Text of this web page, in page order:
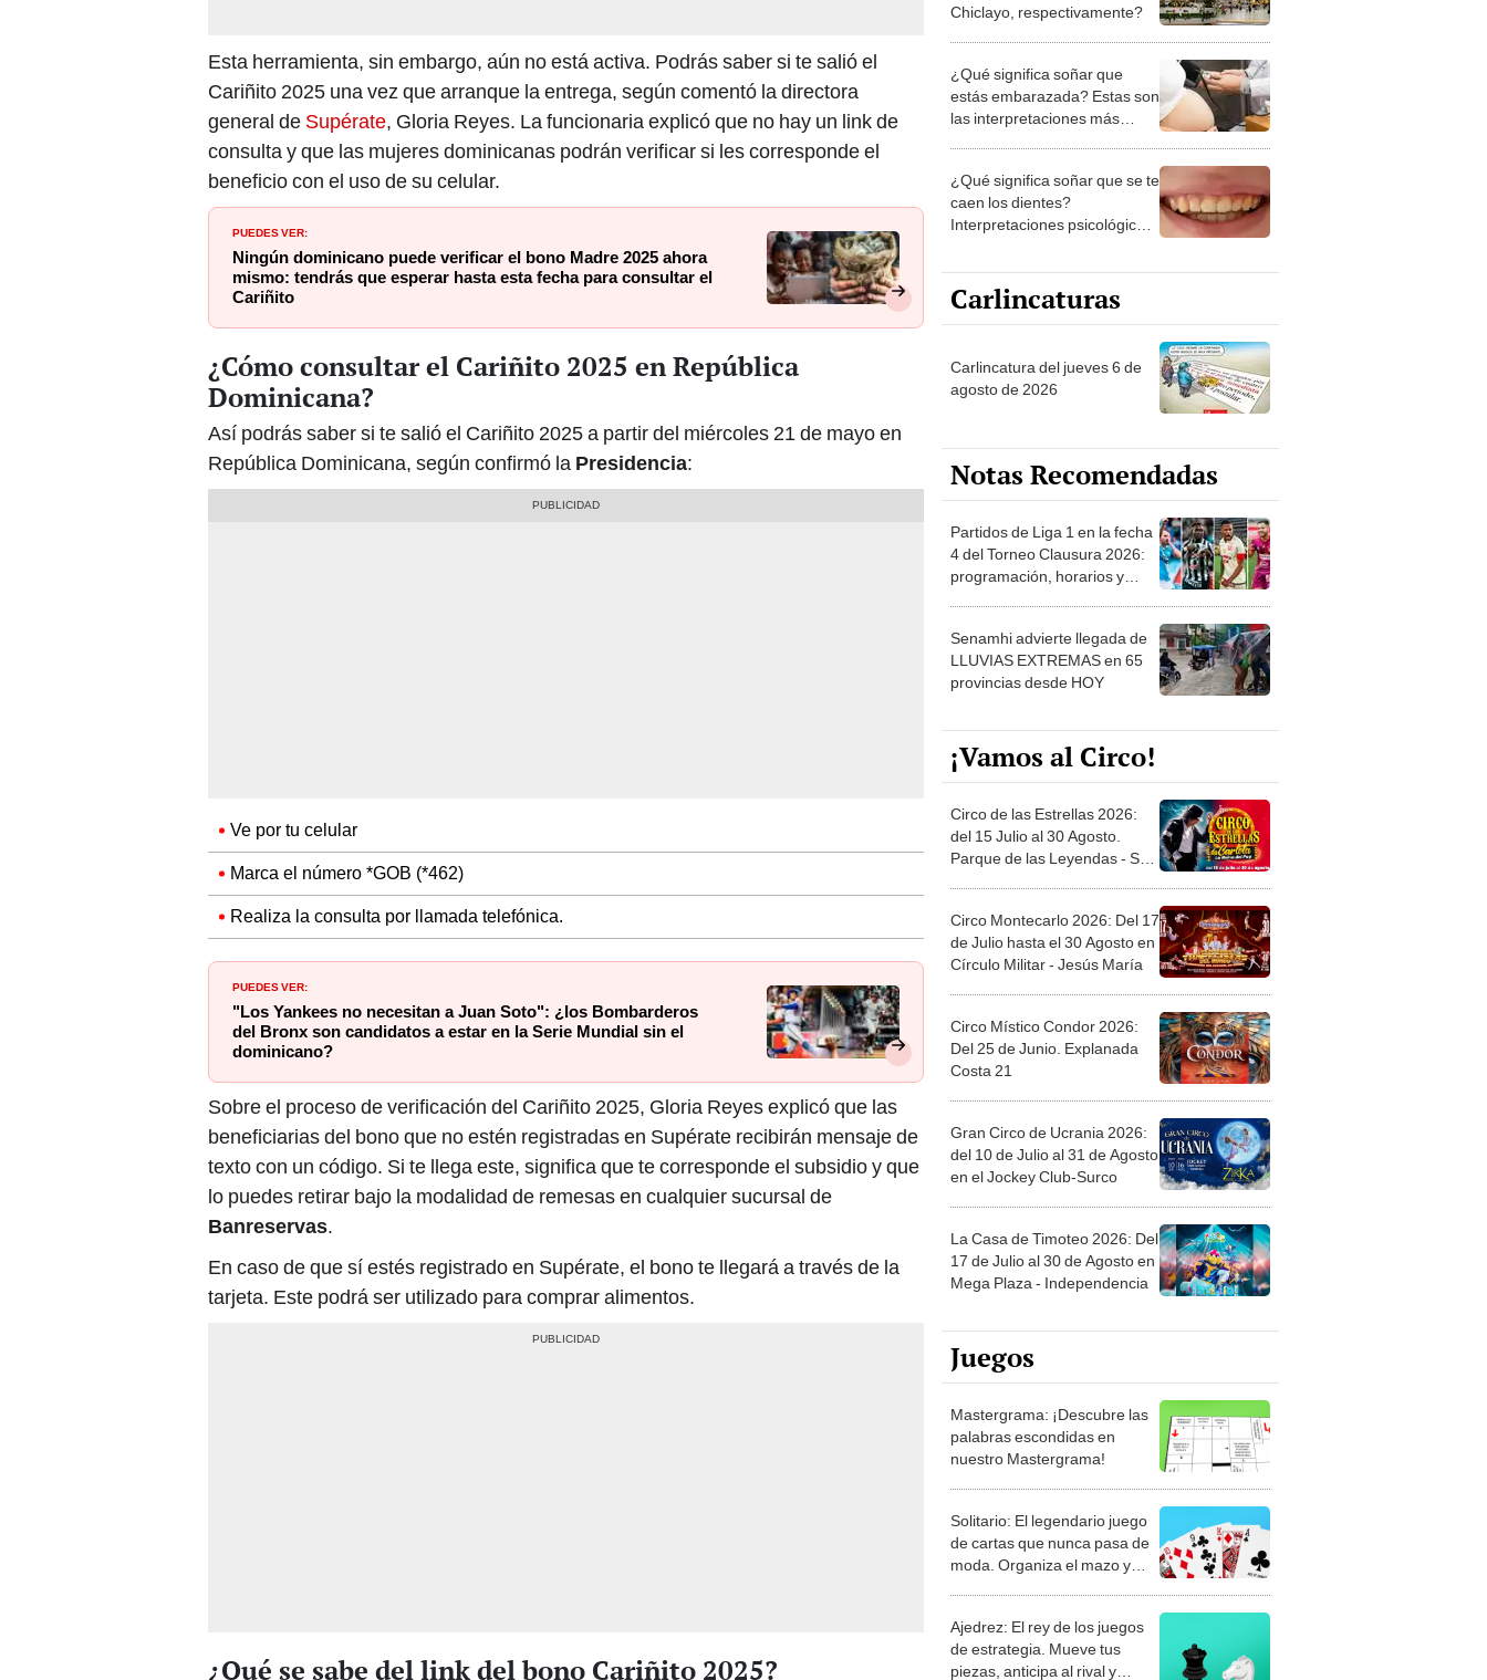
Esta herramienta, sin embargo, aún no está activa. Podrás saber si te salió el
Cariñito 2025 una vez que arranque la entrega, según comentó la directora
general de Supérate, Gloria Reyes. La funcionaria explicó que no hay un link de
consulta y que las mujeres dominicanas podrán verificar si les corresponde el
beneficio con el uso de su celular.
PUEDES VER:
Ningún dominicano puede verificar el bono Madre 2025 ahora
mismo: tendrás que esperar hasta esta fecha para consultar el
Cariñito
¿Cómo consultar el Cariñito 2025 en República
Dominicana?
Así podrás saber si te salió el Cariñito 2025 a partir del miércoles 21 de mayo en
República Dominicana, según confirmó la Presidencia:
Ve por tu celular
Marca el número *GOB (*462)
Realiza la consulta por llamada telefónica.
PUEDES VER:
"Los Yankees no necesitan a Juan Soto": ¿los Bombarderos
del Bronx son candidatos a estar en la Serie Mundial sin el
dominicano?
Sobre el proceso de verificación del Cariñito 2025, Gloria Reyes explicó que las
beneficiarias del bono que no estén registradas en Supérate recibirán mensaje de
texto con un código. Si te llega este, significa que te corresponde el subsidio y que
lo puedes retirar bajo la modalidad de remesas en cualquier sucursal de
Banreservas.
En caso de que sí estés registrado en Supérate, el bono te llegará a través de la
tarjeta. Este podrá ser utilizado para comprar alimentos.
¿Qué se sabe del link del bono Cariñito 2025?
Chiclayo, respectivamente?
¿Qué significa soñar que
estás embarazada? Estas son
las interpretaciones más
¿Qué significa soñar que se te
caen los dientes?
Interpretaciones psicológicas
Carlincaturas
Carlincatura del jueves 6 de
agosto de 2026
Notas Recomendadas
Partidos de Liga 1 en la fecha
4 del Torneo Clausura 2026:
programación, horarios y
Senamhi advierte llegada de
LLUVIAS EXTREMAS en 65
provincias desde HOY
¡Vamos al Circo!
Circo de las Estrellas 2026:
del 15 Julio al 30 Agosto.
Parque de las Leyendas - San
Circo Montecarlo 2026: Del 17
de Julio hasta el 30 Agosto en
Círculo Militar - Jesús María
Circo Místico Condor 2026:
Del 25 de Junio. Explanada
Costa 21
Gran Circo de Ucrania 2026:
del 10 de Julio al 31 de Agosto
en el Jockey Club-Surco
La Casa de Timoteo 2026: Del
17 de Julio al 30 de Agosto en
Mega Plaza - Independencia
Juegos
Mastergrama: ¡Descubre las
palabras escondidas en
nuestro Mastergrama!
Solitario: El legendario juego
de cartas que nunca pasa de
moda. Organiza el mazo y
Ajedrez: El rey de los juegos
de estrategia. Mueve tus
piezas, anticipa al rival y